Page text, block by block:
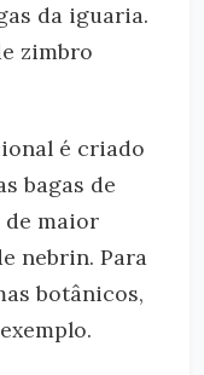
da iguaria.
zimbro
é criado
bagas de
de maior
nebrin. Para
botânicos,